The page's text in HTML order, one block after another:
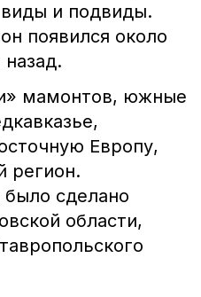
и подвиды.
появился около
мамонтов, южные
Европу,
регион.
сделано
области,